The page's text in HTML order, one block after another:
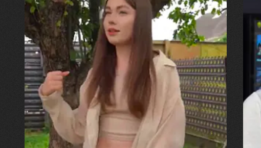
30.07.2026
Калина, Дарина та Віра Папроцькі
"Хвиля була, як від моря,
прозора і велика… Я ледве
встигла схопити племінницю"